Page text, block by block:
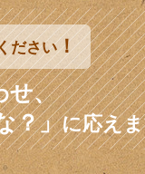
ださい！
せ、
？」に応え